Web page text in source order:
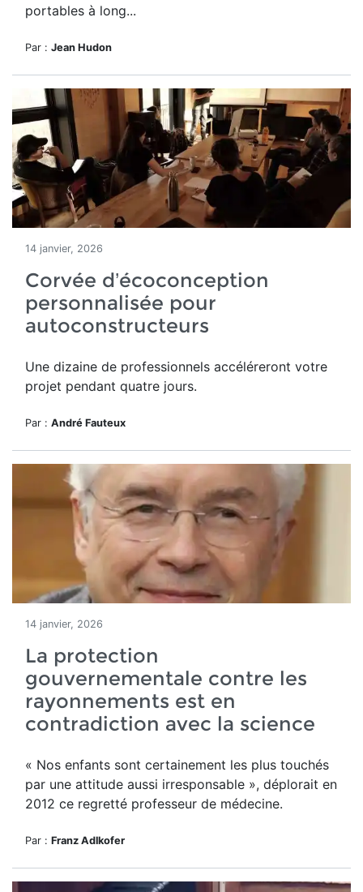
portables à long...
Par : Jean Hudon
14 janvier, 2026
Corvée d’écoconception
personnalisée pour
autoconstructeurs
Une dizaine de professionnels accéléreront votre
projet pendant quatre jours.
Par : André Fauteux
14 janvier, 2026
La protection
gouvernementale contre les
rayonnements est en
contradiction avec la science
« Nos enfants sont certainement les plus touchés
par une attitude aussi irresponsable », déplorait en
2012 ce regretté professeur de médecine.
Par : Franz Adlkofer